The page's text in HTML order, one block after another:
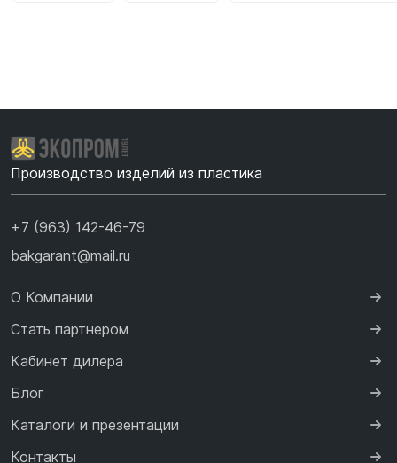
Производство изделий из пластика
+7 (963) 142-46-79
bakgarant@mail.ru
О Компании
Стать партнером
Кабинет дилера
Блог
Каталоги и презентации
Контакты